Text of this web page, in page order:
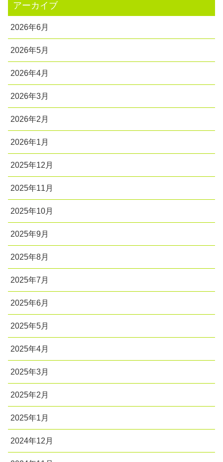
アーカイブ
2026年6月
2026年5月
2026年4月
2026年3月
2026年2月
2026年1月
2025年12月
2025年11月
2025年10月
2025年9月
2025年8月
2025年7月
2025年6月
2025年5月
2025年4月
2025年3月
2025年2月
2025年1月
2024年12月